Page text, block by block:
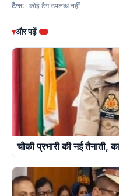
टैग्स: कोई टैग उपलब्ध नहीं
▾और पढ़ें
चौकी प्रभारी की नई